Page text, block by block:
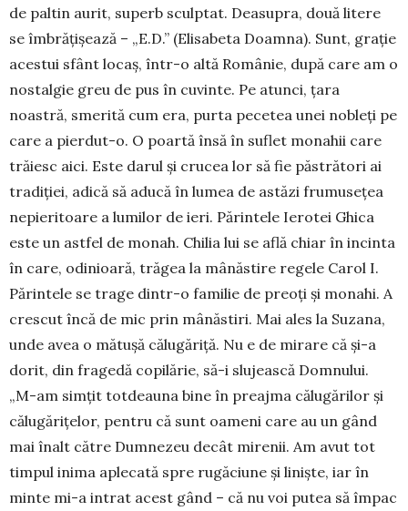
de paltin aurit, su­perb sculptat. Deasupra, două litere
se îmbrățișează – „E.D.” (Eli­sabeta Doamna). Sunt, grație
acestui sfânt locaș, într-o altă Românie, după care am o
nostalgie greu de pus în cuvinte. Pe atunci, țara
noastră, smerită cum era, purta pecetea unei nobleți pe
care a pier­dut-o. O poartă însă în suflet monahii care
trăiesc aici. Este darul și crucea lor să fie păstrători ai
tradiției, adi­că să aducă în lumea de as­tăzi frumusețea
nepieritoare a lumilor de ieri. Părintele Ierotei Ghica
este un astfel de monah. Chilia lui se află chiar în incinta
în care, odinioară, trăgea la mânăstire regele Carol I.
Părintele se trage dintr-o familie de preoți și mo­nahi. A
crescut încă de mic prin mânăs­tiri. Mai ales la Suzana,
unde avea o mătușă călu­găriță. Nu e de mi­rare că și-a
dorit, din fra­gedă copilărie, să-i slujească Domnu­lui.
„M-am simțit tot­dea­una bine în preajma călugărilor și
călugărițelor, pen­tru că sunt oameni care au un gând
mai înalt către Dum­nezeu decât mirenii. Am avut tot
timpul inima aplecată spre rugă­ciune și liniște, iar în
minte mi-a intrat acest gând – că nu voi putea să împac